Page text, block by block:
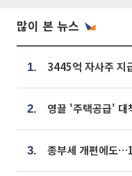
많이 본 뉴스
1.
2.
3.